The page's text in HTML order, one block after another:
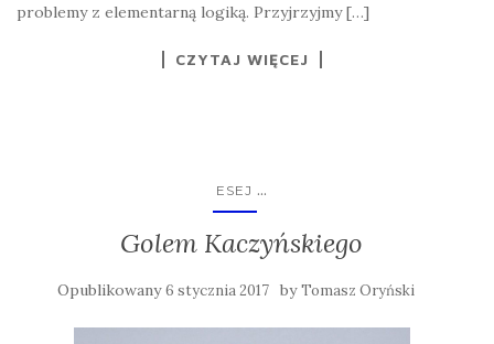
problemy z elementarną logiką. Przyjrzyjmy […]
CZYTAJ WIĘCEJ
ESEJ ...
Golem Kaczyńskiego
Opublikowany6 stycznia 2017 byTomasz Oryński